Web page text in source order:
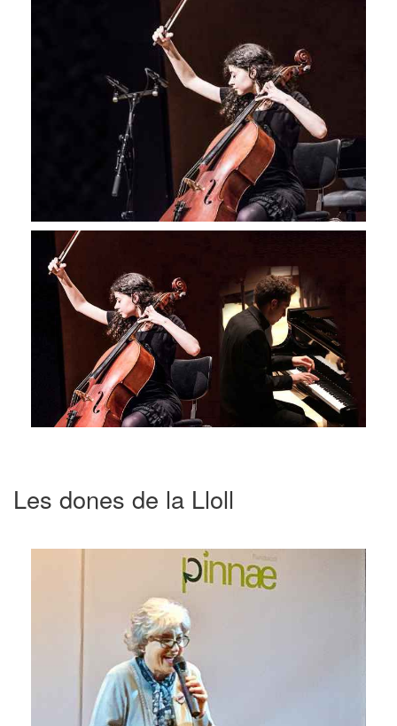
Les dones de la Lloll